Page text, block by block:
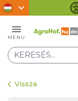
chevron_right
menu
MENU
arrow_back_ios Vissza